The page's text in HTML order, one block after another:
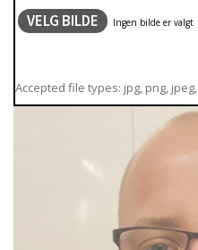
VELG BILDE
Accepted file types: jpg, png,